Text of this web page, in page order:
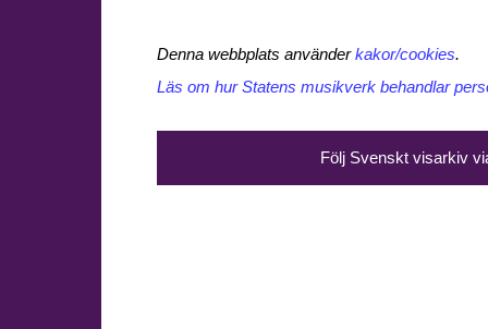
Denna webbplats använderkakor/cookies.
Läs om hur Statens musikverk behandlar
Följ Svenskt visarkiv